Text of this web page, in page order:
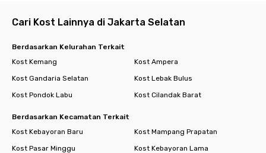
Cari Kost Lainnya di Jakarta Selatan
Berdasarkan Kelurahan Terkait
Kost Kemang
Kost Ampera
Kost Gandaria Selatan
Kost Lebak Bulus
Kost Pondok Labu
Kost Cilandak Barat
Berdasarkan Kecamatan Terkait
Kost Kebayoran Baru
Kost Mampang Prapatan
Kost Pasar Minggu
Kost Kebayoran Lama